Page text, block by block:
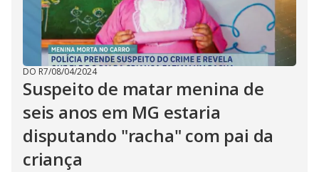
DO R7/08/04/2024
Suspeito de matar menina de
seis anos em MG estaria
disputando "racha" com pai da
criança